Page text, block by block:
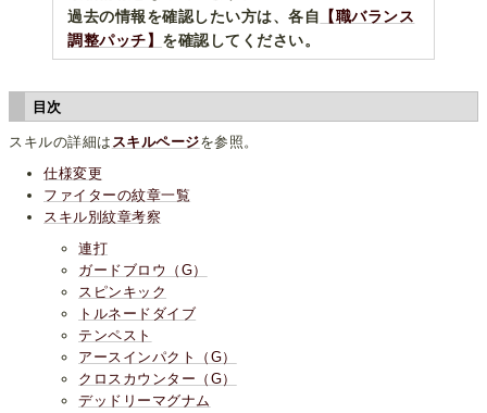
過去の情報を確認したい方は、各自 【職バランス
調整パッチ】 を確認してください。
目次
スキルの詳細は スキルページを参照。
仕様変更
ファイターの紋章一覧
スキル別紋章考察
連打
ガードブロウ（G）
スピンキック
トルネードダイブ
テンペスト
アースインパクト（G）
クロスカウンター（G）
デッドリーマグナム